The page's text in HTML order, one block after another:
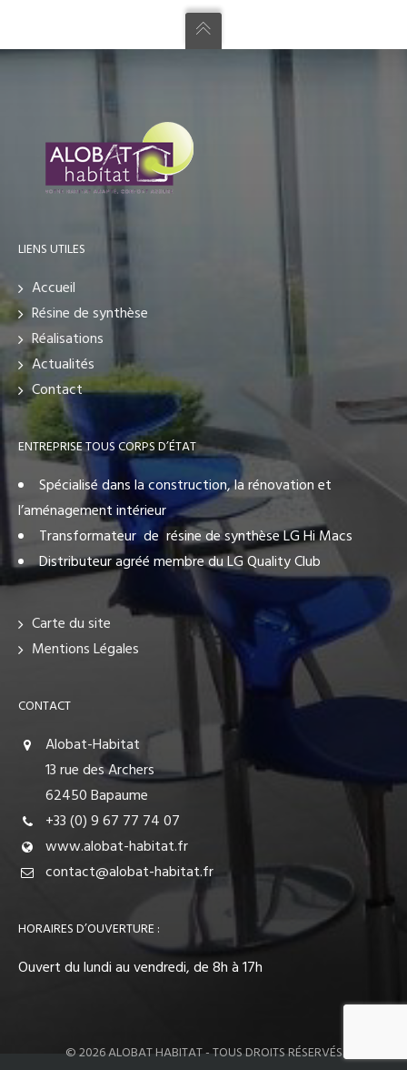
LIENS UTILES
Accueil
Résine de synthèse
Réalisations
Actualités
Contact
ENTREPRISE TOUS CORPS D’ÉTAT
Spécialisé dans la construction, la rénovation et
l’aménagement intérieur
Transformateur de résine de synthèse LG Hi Macs
Distributeur agréé membre du LG Quality Club
Carte du site
Mentions Légales
CONTACT
Alobat-Habitat
13 rue des Archers
62450 Bapaume
+33 (0) 9 67 77 74 07
www.alobat-habitat.fr
contact@alobat-habitat.fr
HORAIRES D’OUVERTURE :
Ouvert du lundi au vendredi, de 8h à 17h